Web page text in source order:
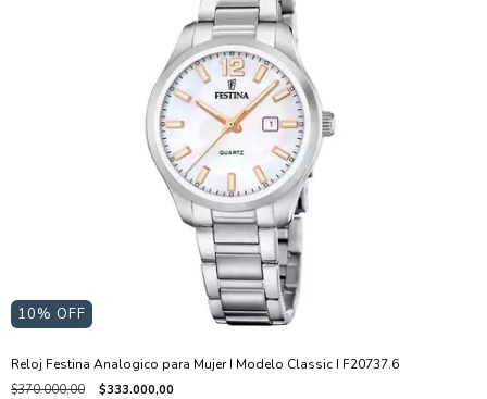
10% OFF
Reloj Festina Analogico para Mujer I Modelo Classic I F20737.6
$370.000,00 $333.000,00